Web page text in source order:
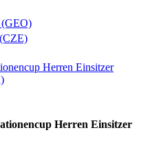
Herren Einsitzer
Herren Einsitzer